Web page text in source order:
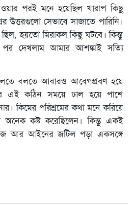
পরই মনে হয়েছিল খারাপ কিছু
উত্তরগুলো সেভাবে সাজাতে পারিনি।
হয়তো মিরাকল কিছু ঘটবে। কিন্তু
পর দেখলাম আমার আশঙ্কাই সত্যি
বলতে আবারও আবেগপ্রবণ হয়ে
এই কঠিন সময়ে ঢাল হয়ে পাশে
কিমের পরিশ্রমের কথা মনে করিয়ে
অনেক কষ্ট করেছিলেন। কিন্তু একই
আর আইনের জটিল পড়া একসঙ্গে